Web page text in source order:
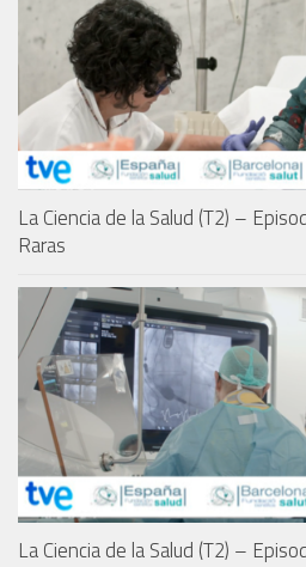
La Ciencia de la Salud (T2) –
Raras
La Ciencia de la Salud (T2) –